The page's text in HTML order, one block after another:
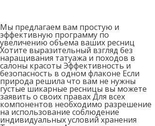
Мы предлагаем вам простую и
эффективную программу по
увеличению объема ваших ресниц
Хотите выразительный взгляд без
наращивания татуажа и походов в
салоны красоты Эффективность и
безопасность в одном флаконе Если
природа решила что вам не нужны
густые шикарные ресницы вы можете
заявить о своих правах Для всех
компонентов необходимо разрешение
на использование соблюдение
индивидуальных условий хранения